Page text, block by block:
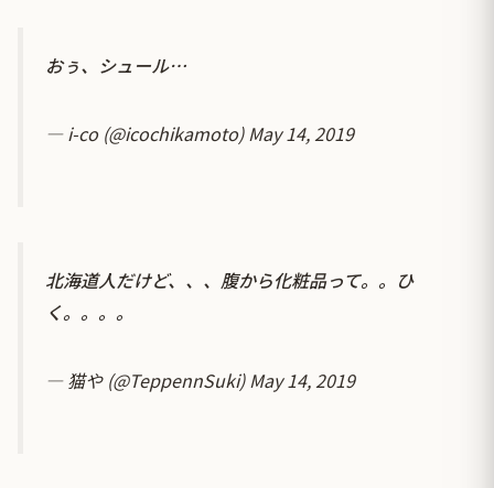
おぅ、シュール…
— i-co (@icochikamoto)May 14, 2019
北海道人だけど、、、腹から化粧品って。。ひ
く。。。。
— 猫や (@TeppennSuki)May 14, 2019